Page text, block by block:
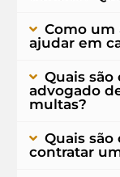
Como um
ajudar em
Quais
advogado
multas?
Quais
contratar